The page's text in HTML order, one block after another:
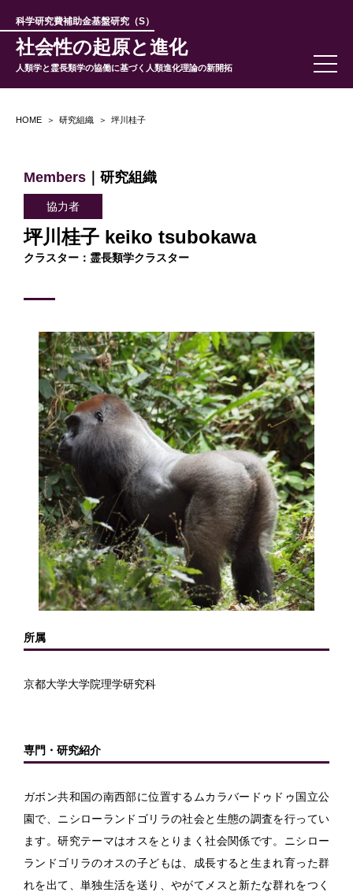
科学研究費補助金基盤研究（S）
社会性の起原と進化
人類学と霊長類学の協働に基づく人類進化理論の新開拓
HOME 研究組織 坪川桂子
Members ｜研究組織
協力者
坪川桂子 keiko tsubokawa
クラスター：霊長類学クラスター
所属
京都大学大学院理学研究科
専門・研究紹介
ガボン共和国の南西部に位置するムカラバードゥドゥ国立公
園で、ニシローランドゴリラの社会と生態の調査を行ってい
ます。研究テーマはオスをとりまく社会関係です。ニシロー
ランドゴリラのオスの子どもは、成長すると生まれ育った群
れを出て、単独生活を送り、やがてメスと新たな群れをつく